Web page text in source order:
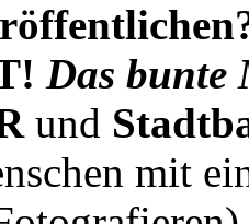
Das bunte
und
mit